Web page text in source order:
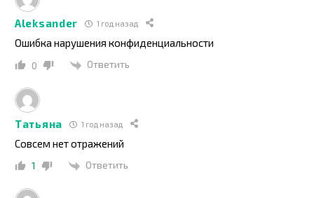
Aleksander 1 год назад
Ошибка нарушения конфиденциальности
0 Ответить
Татьяна 1 год назад
Совсем нет отражений
1 Ответить